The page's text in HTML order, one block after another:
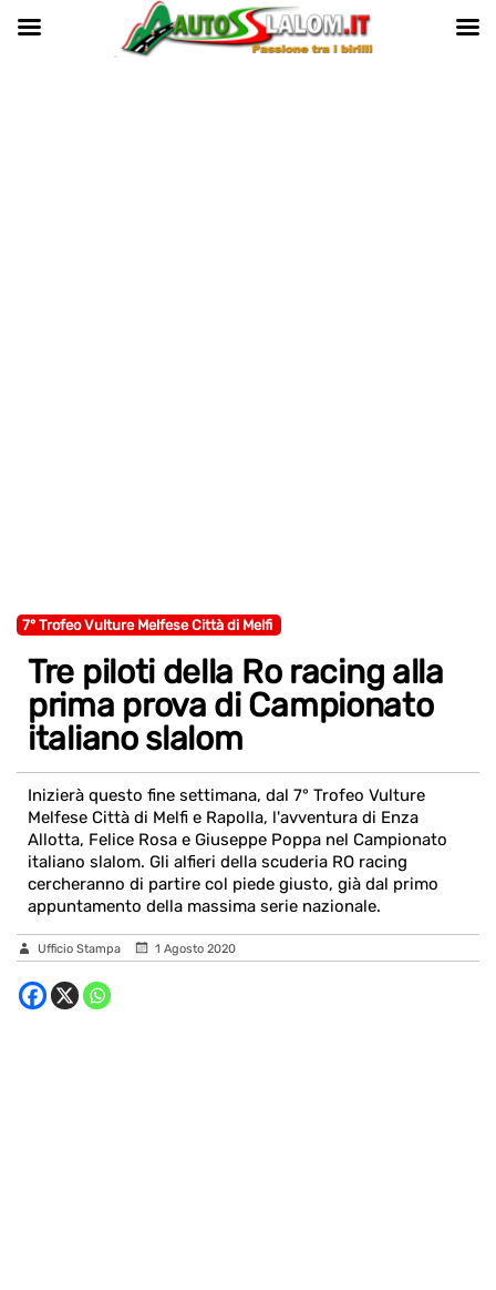
7° Trofeo Vulture Melfese Città di Melfi
Tre piloti della Ro racing alla
prima prova di Campionato
italiano slalom
Inizierà questo fine settimana, dal 7° Trofeo Vulture
Melfese Città di Melfi e Rapolla, l'avventura di Enza
Allotta, Felice Rosa e Giuseppe Poppa nel Campionato
italiano slalom. Gli alfieri della scuderia RO racing
cercheranno di partire col piede giusto, già dal primo
appuntamento della massima serie nazionale.
Ufficio Stampa 1 Agosto 2020